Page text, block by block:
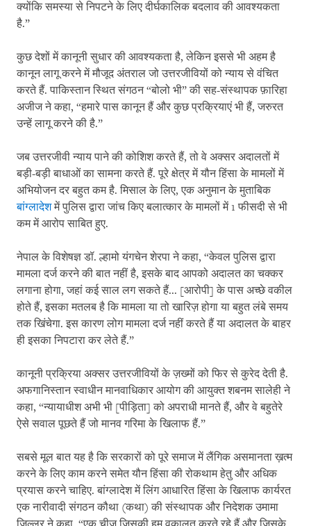
क्योंकि समस्या से निपटने के लिए दीर्घकालिक बदलाव की आवश्यकता
है.”
कुछ देशों में कानूनी सुधार की आवश्यकता है, लेकिन इससे भी अहम है
कानून लागू करने में मौजूद अंतराल जो उत्तरजीवियों को न्याय से वंचित
करते हैं. पाकिस्तान स्थित संगठन “बोलो भी” की सह-संस्थापक फ़ारिहा
अजीज ने कहा, “हमारे पास कानून हैं और कुछ प्रक्रियाएं भी हैं, जरुरत
उन्हें लागू करने की है.”
जब उत्तरजीवी न्याय पाने की कोशिश करते हैं, तो वे अक्सर अदालतों में
बड़ी-बड़ी बाधाओं का सामना करते हैं. पूरे क्षेत्र में यौन हिंसा के मामलों में
अभियोजन दर बहुत कम है. मिसाल के लिए, एक अनुमान के मुताबिक
बांग्लादेशमें पुलिस द्वारा जांच किए बलात्कार के मामलों में 1 फीसदी से भी
कम में आरोप साबित हुए.
नेपाल के विशेषज्ञ डॉ. ल्हामो यंगचेन शेरपा ने कहा, “केवल पुलिस द्वारा
मामला दर्ज करने की बात नहीं है, इसके बाद आपको अदालत का चक्कर
लगाना होगा, जहां कई साल लग सकते हैं... [आरोपी] के पास अच्छे वकील
होते हैं, इसका मतलब है कि मामला या तो खारिज़ होगा या बहुत लंबे समय
तक खिंचेगा. इस कारण लोग मामला दर्ज नहीं करते हैं या अदालत के बाहर
ही इसका निपटारा कर लेते हैं.”
कानूनी प्रक्रिया अक्सर उत्तरजीवियों के ज़ख्मों को फिर से कुरेद देती है.
अफगानिस्तान स्वाधीन मानवाधिकार आयोग की आयुक्त शबनम सालेही ने
कहा, “न्यायाधीश अभी भी [पीड़िता] को अपराधी मानते हैं, और वे बहुतेरे
ऐसे सवाल पूछते हैं जो मानव गरिमा के खिलाफ हैं.”
सबसे मूल बात यह है कि सरकारों को पूरे समाज में लैंगिक असमानता ख़त्म
करने के लिए काम करने समेत यौन हिंसा की रोकथाम हेतु और अधिक
प्रयास करने चाहिए. बांग्लादेश में लिंग आधारित हिंसा के खिलाफ कार्यरत
एक नारीवादी संगठन कौथा (कथा) की संस्थापक और निदेशक उमामा